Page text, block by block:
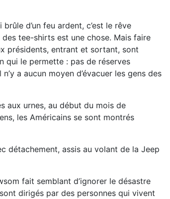
d’un feu ardent, c’est le rêve
tee-shirts est une chose. Mais faire
présidents, entrant et sortant, sont
qui le permette : pas de réserves
a aucun moyen d’évacuer les gens des
aux urnes, au début du mois de
les Américains se sont montrés
détachement, assis au volant de la Jeep
fait semblant d’ignorer le désastre
dirigés par des personnes qui vivent